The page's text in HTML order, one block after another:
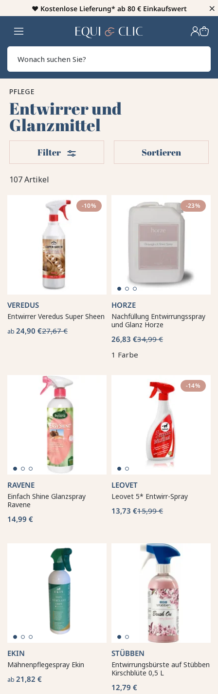
♥️ Kostenlose Lieferung* ab 80 € Einkaufswert ×
Heim
PFLEGE
Entwirrer und
Glanzmittel
107 Artikel
Filter Filter Sortieren
-10%
VEREDUS
Entwirrer Veredus Super Sheen
ab 24,90 €27,67 €
-23%
HORZE
Nachfüllung Entwirrungsspray
und Glanz Horze
26,83 €34,99 €
1 Farbe
RAVENE
Einfach Shine Glanzspray
Ravene
14,99 €
-14%
LEOVET
Leovet 5* Entwirr-Spray
13,73 €15,99 €
EKIN
Mähnenpflegespray Ekin
ab 21,82 €
STÜBBEN
Entwirrungsbürste auf Stübben
Kirschblüte 0,5 L
12,79 €